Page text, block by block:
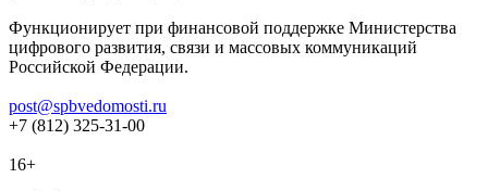
Функционирует при финансовой поддержке Министерства
цифрового развития, связи и массовых коммуникаций
Российской Федерации.
post@spbvedomosti.ru
+7 (812) 325-31-00
16+